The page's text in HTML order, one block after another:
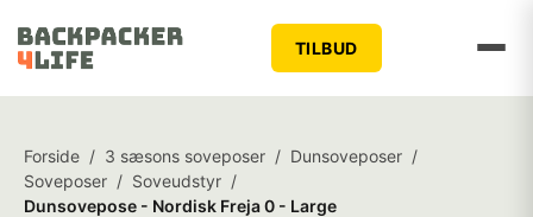
TILBUD
Forside / 3 sæsons soveposer / Dunsoveposer /
Soveposer / Soveudstyr /
Dunsovepose - Nordisk Freja 0 - Large